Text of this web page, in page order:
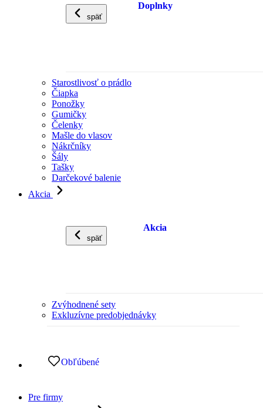
späť
Doplnky
Starostlivosť o prádlo
Čiapka
Ponožky
Gumičky
Čelenky
Mašle do vlasov
Nákrčníky
Šály
Tašky
Darčekové balenie
Akcia
späť
Akcia
Zvýhodnené sety
Exkluzívne predobjednávky
Obľúbené
Pre firmy